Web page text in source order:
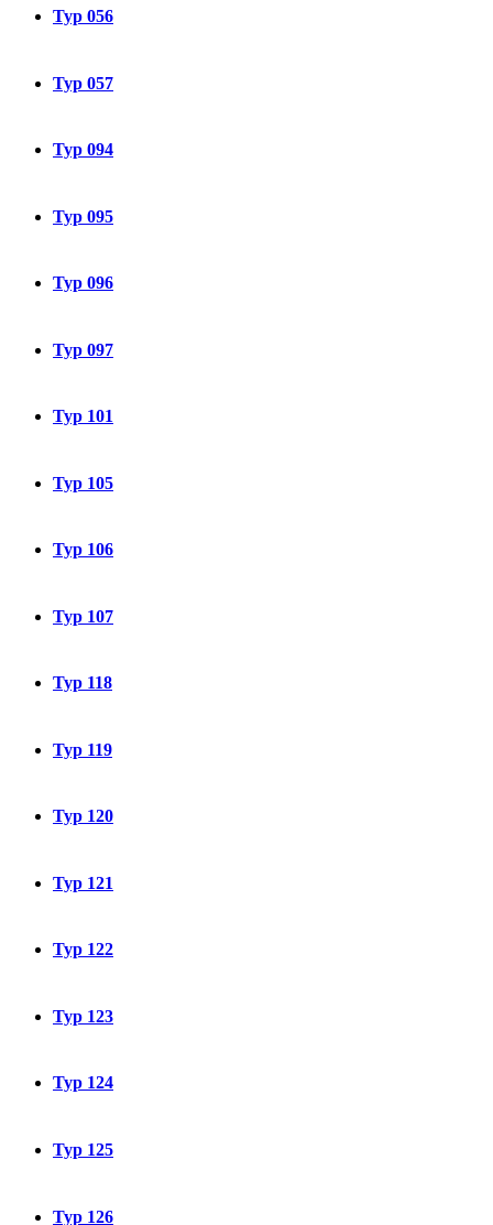
Typ 056
Typ 057
Typ 094
Typ 095
Typ 096
Typ 097
Typ 101
Typ 105
Typ 106
Typ 107
Typ 118
Typ 119
Typ 120
Typ 121
Typ 122
Typ 123
Typ 124
Typ 125
Typ 126